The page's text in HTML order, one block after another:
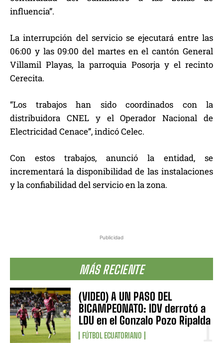
Publicidad
MÁS RECIENTE
(VIDEO) A UN PASO DEL
BICAMPEONATO: IDV derrotó a
LDU en el Gonzalo Pozo Ripalda
FÚTBOL ECUATORIANO
influencia”.
La interrupción del servicio se ejecutará entre las
06:00 y las 09:00 del martes en el cantón General
Villamil Playas, la parroquia Posorja y el recinto
Cerecita.
“Los trabajos han sido coordinados con la
distribuidora CNEL y el Operador Nacional de
Electricidad Cenace”, indicó Celec.
Con estos trabajos, anunció la entidad, se
incrementará la disponibilidad de las instalaciones
y la confiabilidad del servicio en la zona.